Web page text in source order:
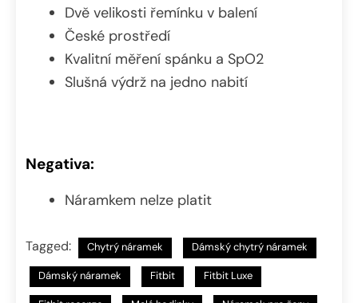
Dvě velikosti řemínku v balení
České prostředí
Kvalitní měření spánku a SpO2
Slušná výdrž na jedno nabití
Negativa:
Náramkem nelze platit
Tagged: Chytrý náramek Dámský chytrý náramek
Dámský náramek Fitbit Fitbit Luxe